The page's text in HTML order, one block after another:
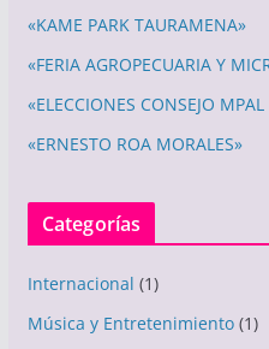
«KAME PARK TAURAMENA»
«FERIA AGROPECUARIA Y
«ELECCIONES CONSEJO
«ERNESTO ROA MORALES»
Categorías
Internacional (1)
Música y Entretenimiento(1)